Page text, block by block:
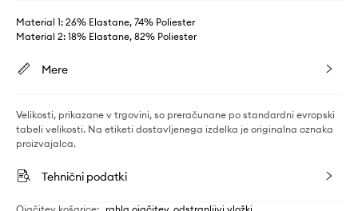
Material 1: 26% Elastane, 74% Poliester
Material 2: 18% Elastane, 82% Poliester
Mere
Velikosti, prikazane v trgovini, so preračunane po standardni evropski
tabeli velikosti. Na etiketi dostavljenega izdelka je originalna oznaka
proizvajalca.
Tehnični podatki